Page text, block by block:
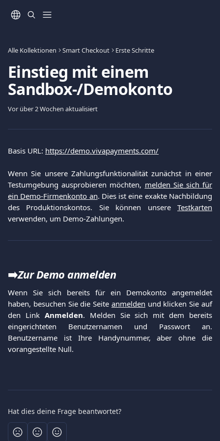
Alle Kollektionen Smart Checkout Erste Schritte
Einstieg mit einem
Sandbox-/Demokonto
Vor über 2 Wochen aktualisiert
Basis URL: https://demo.vivapayments.com/
Wenn Sie unsere Zahlungsfunktionalität zunächst in einer
Testumgebung ausprobieren möchten, melden Sie sich für
ein Demo-Firmenkonto an. Dies ist eine exakte Nachbildung
des Produktionskontos. Sie können unsere Testkarten
verwenden, um Demo-Zahlungen.
➡️Zur Demo anmelden
Wenn Sie sich bereits für ein Demokonto angemeldet
haben, besuchen Sie die Seite anmelden und klicken Sie auf
den Link Anmelden. Melden Sie sich mit dem bereits
eingerichteten Benutzernamen und Passwort an.
Benutzername ist Ihre Handynummer, aber ohne die
vorangestellte Null.
Hat dies deine Frage beantwortet?